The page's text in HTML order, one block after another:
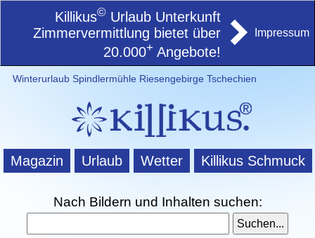
Killikus© Urlaub Unterkunft
Zimmervermittlung bietet über
20.000+ Angebote!
Impressum
Winterurlaub Spindlermühle Riesengebirge Tschechien
Magazin Urlaub Wetter Killikus Schmuck
Nach Bildern und Inhalten suchen: